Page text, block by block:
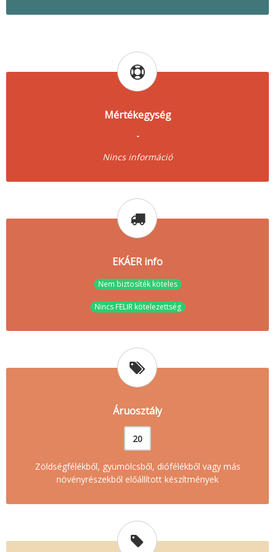
Mértékegység
-
Nincs információ
EKÁER info
Nem biztosíték köteles
Nincs FELIR kötelezettség
Áruosztály
20
Zöldségfélékből, gyümölcsből, diófélékből vagy más
növényrészekből előállított készítmények